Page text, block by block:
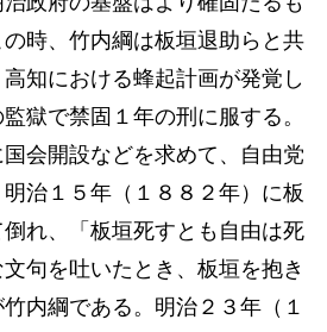
時、竹内綱は板垣退助らと共
知における蜂起計画が発覚し
獄で禁固１年の刑に服する。
会開設などを求めて、自由党
治１５年（１８８２年）に板
れ、「板垣死すとも自由は死
句を吐いたとき、板垣を抱き
内綱である。明治２３年（１